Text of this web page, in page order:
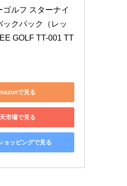
ゴルフ スターナイ
ックパック（レッ
GOLF TT-001 TT
で見る
市場で見る
ョッピングで見る